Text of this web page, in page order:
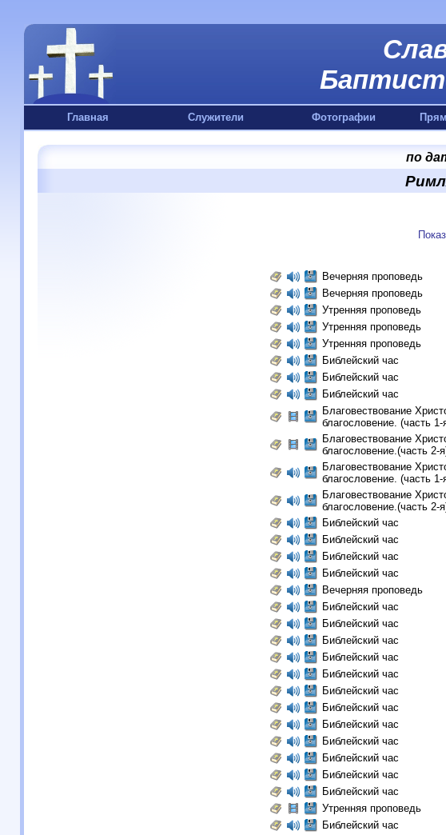
Главная Служители Фотографии
по
Вечерняя проповедь
Вечерняя проповедь
Утренняя проповедь
Утренняя проповедь
Утренняя проповедь
Библейский час
Библейский час
Библейский час
Благовествование
благословение. (часть 1-
Благовествование
благословение.(часть 2-
Благовествование
благословение. (часть 1-
Благовествование
благословение.(часть 2-
Библейский час
Библейский час
Библейский час
Библейский час
Вечерняя проповедь
Библейский час
Библейский час
Библейский час
Библейский час
Библейский час
Библейский час
Библейский час
Библейский час
Библейский час
Библейский час
Библейский час
Библейский час
Утренняя проповедь
Библейский час